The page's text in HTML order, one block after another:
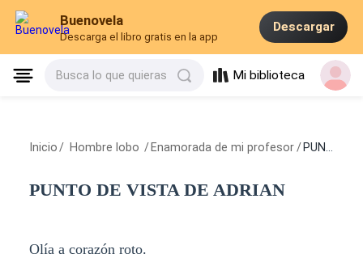
Buenovela
Descarga el libro gratis en la app
Descargar
Busca lo que quieras Mi biblioteca
Inicio / Hombre lobo / Enamorada de mi profesor / PUNTO DE VISTA DE ADRIAN
PUNTO DE VISTA DE ADRIAN
Olía a corazón roto.